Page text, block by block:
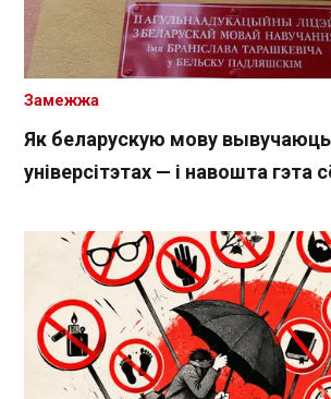
Як беларускую мову вывучаюць
універсітэтах — і навошта гэта
Замежжа